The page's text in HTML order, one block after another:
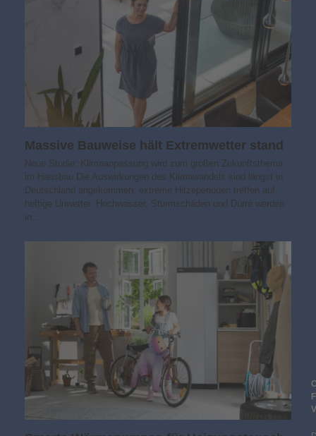
Massive Bauweise hält Extremwetter stand
Neue Studie: Klimaanpassung wird zum großen Zukunftsthema
im Hausbau Die Auswirkungen des Klimawandels sind längst in
Deutschland angekommen: extreme Hitzeperioden treffen auf
heftige Unwetter. Hochwasser, Sturmschäden und Dürre werden
in…